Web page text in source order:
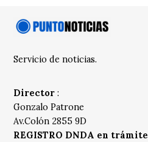
Servicio de noticias.
Director :
Gonzalo Patrone
Av.Colón 2855 9D
REGISTRO DNDA en trámite